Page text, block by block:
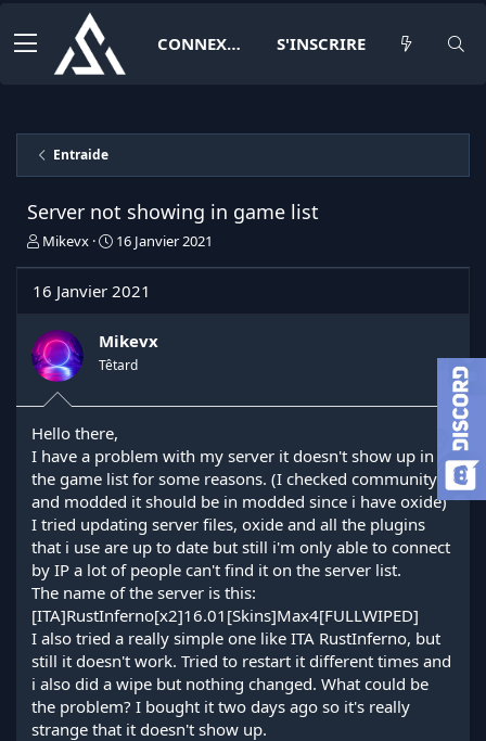
CONNEXION S'INSCRIRE
Entraide
Server not showing in game list
I
t
a
t
e
u
d
e
l
d
i
s
c
u
s
i
o
n
Mikevx
D
e
e
d
é
t
16 Janvier 2021
16 Janvier 2021
Mikevx
Têtard
Hello there,
I have a problem with my server it doesn't show up in
the game list for some reasons. (I checked community
and modded it should be in modded since i have oxide)
I tried updating server files, oxide and all the plugins
that i use are up to date but still i'm only able to connect
by IP a lot of people can't find it on the server list.
The name of the server is this:
[ITA]RustInferno[x2]16.01[Skins]Max4[FULLWIPED]
I also tried a really simple one like ITA RustInferno, but
still it doesn't work. Tried to restart it different times and
i also did a wipe but nothing changed. What could be
the problem? I bought it two days ago so it's really
strange that it doesn't show up.